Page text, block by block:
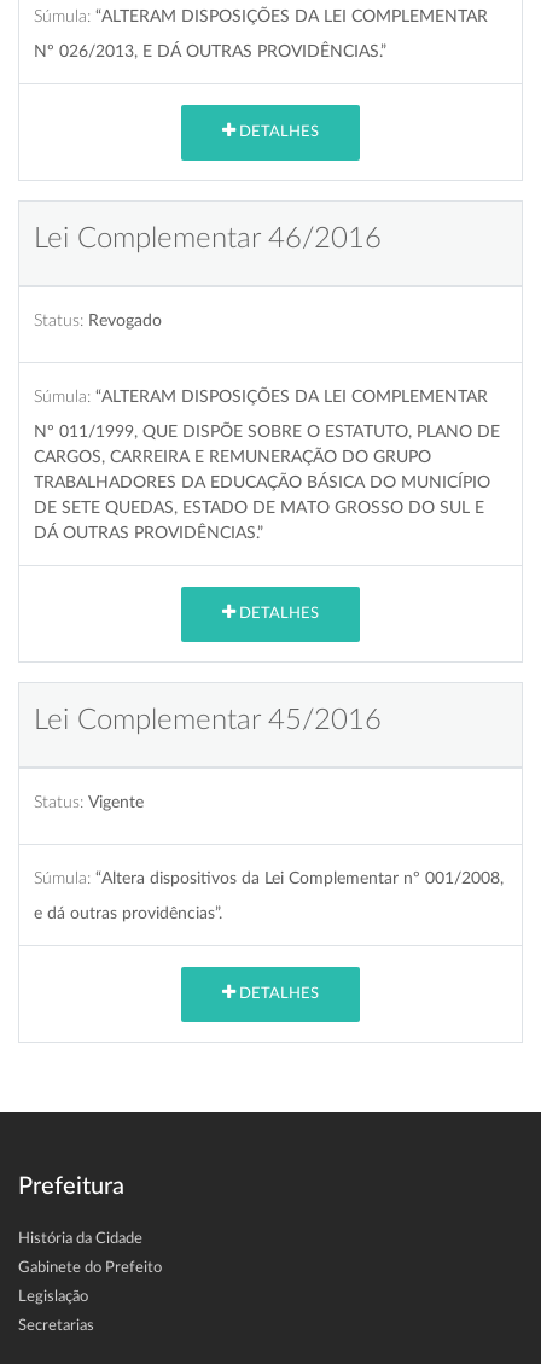
Súmula: “ALTERAM DISPOSIÇÕES DA LEI COMPLEMENTAR
Nº 026/2013, E DÁ OUTRAS PROVIDÊNCIAS.”
DETALHES
Lei Complementar 46/2016
Status: Revogado
Súmula: “ALTERAM DISPOSIÇÕES DA LEI COMPLEMENTAR
Nº 011/1999, QUE DISPÕE SOBRE O ESTATUTO, PLANO DE
CARGOS, CARREIRA E REMUNERAÇÃO DO GRUPO
TRABALHADORES DA EDUCAÇÃO BÁSICA DO MUNICÍPIO
DE SETE QUEDAS, ESTADO DE MATO GROSSO DO SUL E
DÁ OUTRAS PROVIDÊNCIAS.”
DETALHES
Lei Complementar 45/2016
Status: Vigente
Súmula: “Altera dispositivos da Lei Complementar nº 001/2008,
e dá outras providências”.
DETALHES
Prefeitura
História da Cidade
Gabinete do Prefeito
Legislação
Secretarias